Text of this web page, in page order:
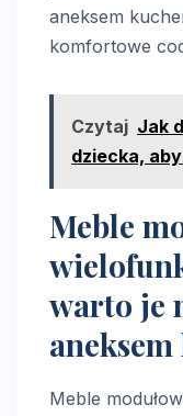
aneksem
komfortowe
Czytaj Jak
dziecka,
Meble
warto je
Meble